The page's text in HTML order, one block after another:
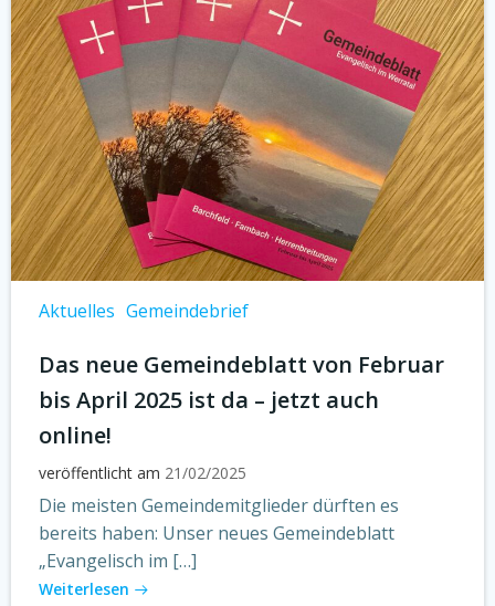
Aktuelles Gemeindebrief
Das neue Gemeindeblatt von Februar
bis April 2025 ist da – jetzt auch
online!
veröffentlicht am 21/02/2025
Die meisten Gemeindemitglieder dürften es
bereits haben: Unser neues Gemeindeblatt
„Evangelisch im […]
Weiterlesen